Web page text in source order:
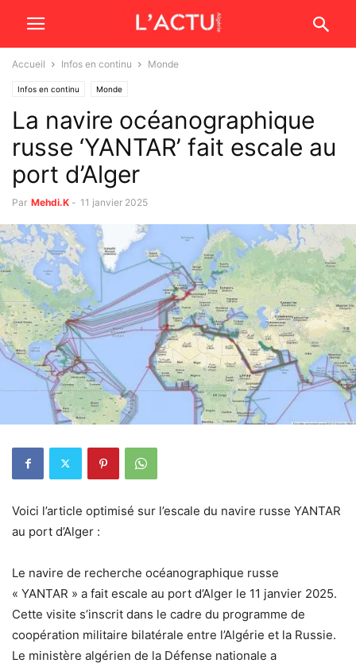
Accueil Infos en continu Monde
Infos en continu Monde
La navire océanographique
russe ‘YANTAR’ fait escale au
port d’Alger
Par Mehdi.K - 11 janvier 2025
Voici l’article optimisé sur l’escale du navire russe YANTAR
au port d’Alger :
Le navire de recherche océanographique russe
« YANTAR » a fait escale au port d’Alger le 11 janvier 2025.
Cette visite s’inscrit dans le cadre du programme de
coopération militaire bilatérale entre l’Algérie et la Russie.
Le ministère algérien de la Défense nationale a